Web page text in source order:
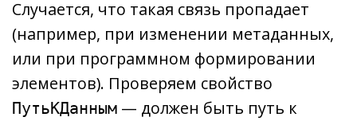
Случается, что такая связь пропадает
(например, при изменении метаданных,
или при программном формировании
элементов). Проверяем свойство
ПутьКДанным — должен быть путь к